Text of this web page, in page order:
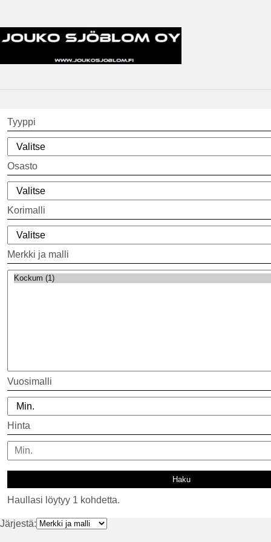
Tyyppi
Osasto
Korimalli
Merkki ja malli
Vuosimalli
Hinta
Haullasi löytyy 1 kohdetta.
Järjestä: